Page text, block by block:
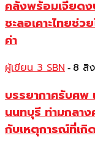
คลังพร้อมเจียด
ชะลอเคาะไทยช่
ค่า
ผู้เขียน 3 SBN - 8 สิ
บรรยากาศรับศพ
นนทบุรี ท่ามกลาง
กับเหตุการณ์ที่เกิ